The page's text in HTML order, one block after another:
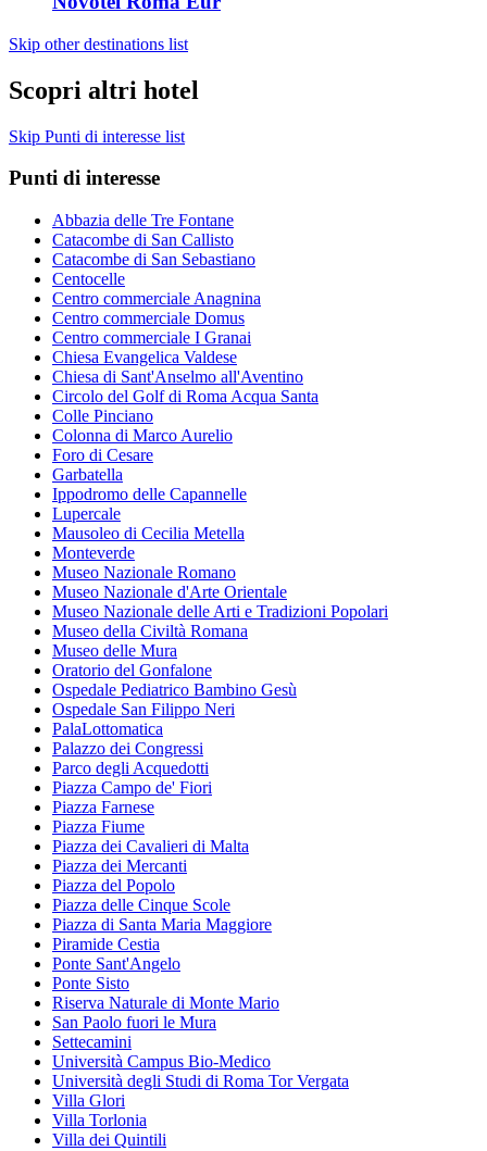
Skip other destinations list
Scopri altri hotel
Skip Punti di interesse list
Punti di interesse
Abbazia delle Tre Fontane
Catacombe di San Callisto
Catacombe di San Sebastiano
Centocelle
Centro commerciale Anagnina
Centro commerciale Domus
Centro commerciale I Granai
Chiesa Evangelica Valdese
Chiesa di Sant'Anselmo all'Aventino
Circolo del Golf di Roma Acqua Santa
Colle Pinciano
Colonna di Marco Aurelio
Foro di Cesare
Garbatella
Ippodromo delle Capannelle
Lupercale
Mausoleo di Cecilia Metella
Monteverde
Museo Nazionale Romano
Museo Nazionale d'Arte Orientale
Museo Nazionale delle Arti e Tradizioni Popolari
Museo della Civiltà Romana
Museo delle Mura
Oratorio del Gonfalone
Ospedale Pediatrico Bambino Gesù
Ospedale San Filippo Neri
PalaLottomatica
Palazzo dei Congressi
Parco degli Acquedotti
Piazza Campo de' Fiori
Piazza Farnese
Piazza Fiume
Piazza dei Cavalieri di Malta
Piazza dei Mercanti
Piazza del Popolo
Piazza delle Cinque Scole
Piazza di Santa Maria Maggiore
Piramide Cestia
Ponte Sant'Angelo
Ponte Sisto
Riserva Naturale di Monte Mario
San Paolo fuori le Mura
Settecamini
Università Campus Bio-Medico
Università degli Studi di Roma Tor Vergata
Villa Glori
Villa Torlonia
Villa dei Quintili